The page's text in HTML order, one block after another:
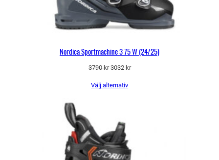
Nordica Sportmachine 3 75 W (24/25)
3790kr Det
priset
3032 krDet
Välj alternativ